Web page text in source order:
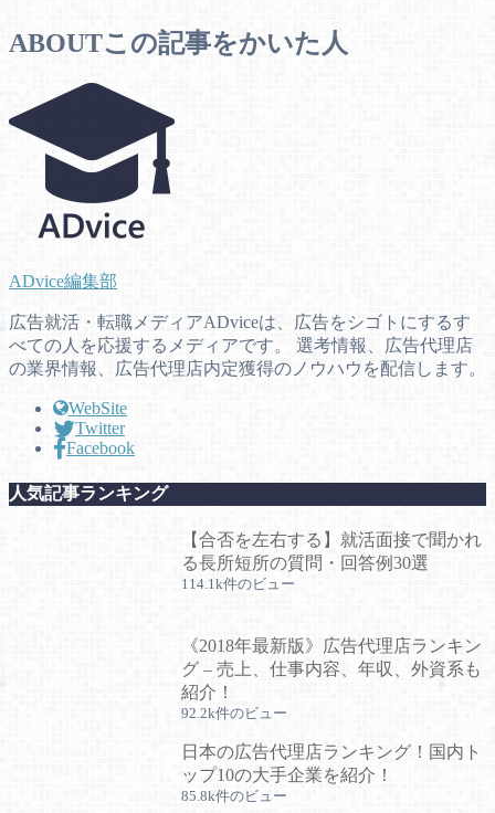
ABOUTこの記事をかいた人
ADvice編集部
広告就活・転職メディアADviceは、広告をシゴトにするす
べての人を応援するメディアです。 選考情報、広告代理店
の業界情報、広告代理店内定獲得のノウハウを配信します。
WebSite
Twitter
Facebook
人気記事ランキング
【合否を左右する】就活面接で聞かれ
る長所短所の質問・回答例30選
114.1k件のビュー
《2018年最新版》広告代理店ランキン
グ – 売上、仕事内容、年収、外資系も
紹介！
92.2k件のビュー
日本の広告代理店ランキング！国内ト
ップ10の大手企業を紹介！
85.8k件のビュー